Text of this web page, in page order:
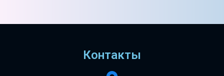
Контакты